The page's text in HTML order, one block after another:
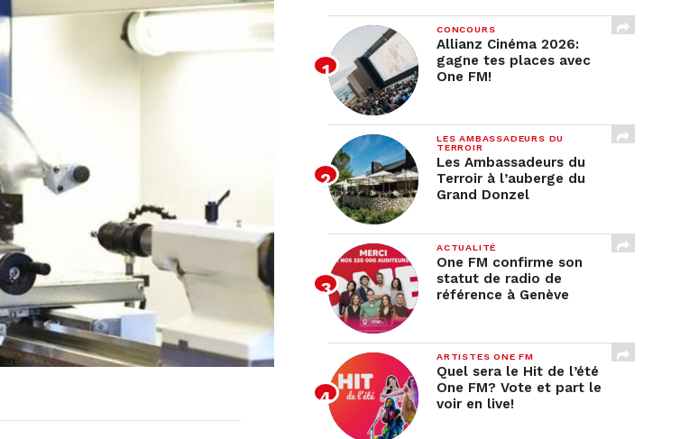
CONCOURS
Allianz Cinéma 2026:
gagne tes places avec
One FM!
LES AMBASSADEURS DU
TERROIR
Les Ambassadeurs du
Terroir à l’auberge du
Grand Donzel
ACTUALITÉ
One FM confirme son
statut de radio de
référence à Genève
ARTISTES ONE FM
Quel sera le Hit de l’été
One FM? Vote et part le
voir en live!